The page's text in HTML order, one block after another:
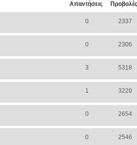
Απαντήσεις Προβολές
0 2337
0 2306
3 5318
1 3220
0 2654
0 2546